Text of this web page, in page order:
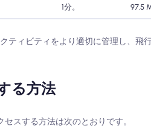
1分。 97.5
ティビティをより適切に管理し、飛
る方法
スする方法は次のとおりです。